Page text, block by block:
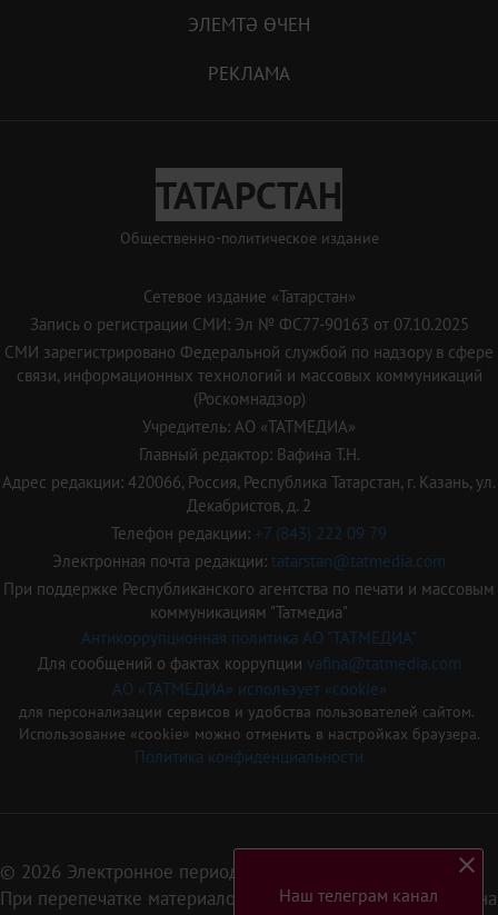
ЭЛЕМТӘ ӨЧЕН
РЕКЛАМА
ТАТАРСТАН
Общественно-политическое издание
Сетевое издание «Татарстан»
Запись о регистрации СМИ: Эл № ФС77-90163 от 07.10.2025
СМИ зарегистрировано Федеральной службой по надзору в сфере
связи, информационных технологий и массовых коммуникаций
(Роскомнадзор)
Учредитель: АО «ТАТМЕДИА»
Главный редактор: Вафина Т.Н.
Адрес редакции: 420066, Россия, Республика Татарстан, г. Казань, ул.
Декабристов, д. 2
Телефон редакции: +7 (843) 222 09 79
Электронная почта редакции: tatarstan@tatmedia.com
При поддержке Республиканского агентства по печати и массовым
коммуникациям "Татмедиа"
Антикоррупционная политика АО "ТАТМЕДИА"
Для сообщений о фактах коррупции vafina@tatmedia.com
АО «ТАТМЕДИА» использует «cookie»
для персонализации сервисов и удобства пользователей сайтом.
Использование «cookie» можно отменить в настройках браузера.
Политика конфиденциальности
© 2026 Электронное периодическое издание «Татарстан»
При перепечатке материалов или их фрагментов ссылка на
Наш телеграм канал